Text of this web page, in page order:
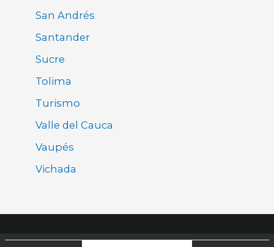
San Andrés
Santander
Sucre
Tolima
Turismo
Valle del Cauca
Vaupés
Vichada